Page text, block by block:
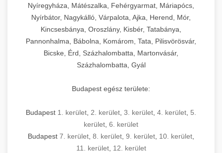
Nyíregyháza, Mátészalka, Fehérgyarmat, Máriapócs,
Nyírbátor, Nagykálló, Várpalota, Ajka, Herend, Mór,
Kincsesbánya, Oroszlány, Kisbér, Tatabánya,
Pannonhalma, Bábolna, Komárom, Tata, Pilisvörösvár,
Bicske, Érd, Százhalombatta, Martonvásár,
Százhalombatta, Gyál
Budapest egész területe:
Budapest 1. kerület, 2. kerület, 3. kerület, 4. kerület, 5.
kerület, 6. kerület
Budapest 7. kerület, 8. kerület, 9. kerület, 10. kerület,
11. kerület, 12. kerület